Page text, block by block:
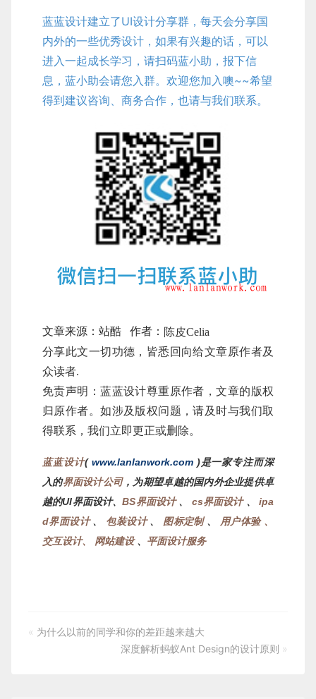
蓝蓝设计建立了UI设计分享群，每天会分享国
内外的一些优秀设计，如果有兴趣的话，可以
进入一起成长学习，请扫码蓝小助，报下信
息，蓝小助会请您入群。欢迎您加入噢~~希望
得到建议咨询、商务合作，也请与我们联系。
文章来源：站酷 作者： 陈皮Celia
分享此文一切功德，皆悉回向给文章原作者及
众读者.
免责声明：蓝蓝设计尊重原作者，文章的版权
归原作者。如涉及版权问题，请及时与我们取
得联系，我们立即更正或删除。
蓝蓝设计( www.lanlanwork.com )是一家专注而深
入的界面设计公司，为期望卓越的国内外企业提供卓
越的UI界面设计、BS界面设计、 cs界面设计 、ipa
d界面设计 、 包装设计、 图标定制 、
用户体验 、
交互设计、 网站建设 、 平面设计服务
« 为什么以前的同学和你的差距越来越大
深度解析蚂蚁Ant Design的设计原则 »